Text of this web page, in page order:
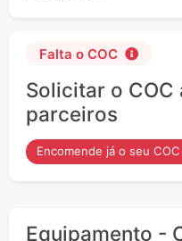
Falta o COC
Solicitar o COC
parceiros
Encomende já o seu
Equipamento -